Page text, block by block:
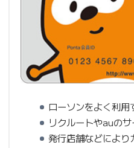
ローソンをよく利用
リクルートやauの
発行店舗などにより